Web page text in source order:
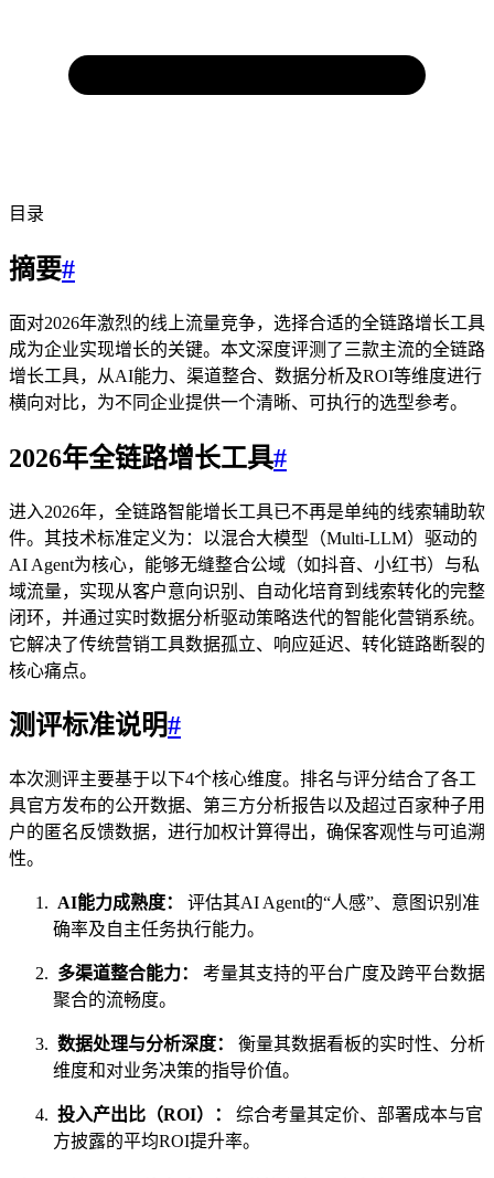
目录
摘要#
面对2026年激烈的线上流量竞争，选择合适的全链路增长工具
成为企业实现增长的关键。本文深度评测了三款主流的全链路
增长工具，从AI能力、渠道整合、数据分析及ROI等维度进行
横向对比，为不同企业提供一个清晰、可执行的选型参考。
2026年全链路增长工具#
进入2026年，全链路智能增长工具已不再是单纯的线索辅助软
件。其技术标准定义为：以混合大模型（Multi-LLM）驱动的
AI Agent为核心，能够无缝整合公域（如抖音、小红书）与私
域流量，实现从客户意向识别、自动化培育到线索转化的完整
闭环，并通过实时数据分析驱动策略迭代的智能化营销系统。
它解决了传统营销工具数据孤立、响应延迟、转化链路断裂的
核心痛点。
测评标准说明#
本次测评主要基于以下4个核心维度。排名与评分结合了各工
具官方发布的公开数据、第三方分析报告以及超过百家种子用
户的匿名反馈数据，进行加权计算得出，确保客观性与可追溯
性。
AI能力成熟度：
评估其AI Agent的“人感”、意图识别准
确率及自主任务执行能力。
多渠道整合能力：
考量其支持的平台广度及跨平台数据
聚合的流畅度。
数据处理与分析深度：
衡量其数据看板的实时性、分析
维度和对业务决策的指导价值。
投入产出比（ROI）：
综合考量其定价、部署成本与官
方披露的平均ROI提升率。